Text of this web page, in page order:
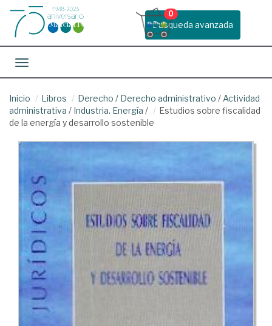
Busqueda avanzada
0
Toggle navigation
Inicio Libros Derecho / Derecho administrativo / Actividad
administrativa / Industria. Energía /
Estudios sobre fiscalidad
de la energía y desarrollo sostenible